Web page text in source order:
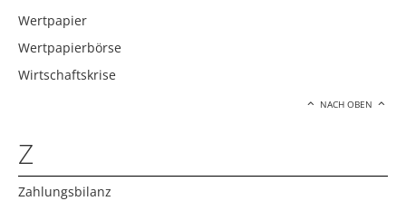
Wertpapier
Wertpapierbörse
Wirtschaftskrise
NACH OBEN
Z
Zahlungsbilanz